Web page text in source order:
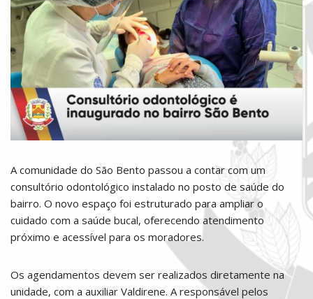
A comunidade do São Bento passou a contar com um
consultório odontológico instalado no posto de saúde do
bairro. O novo espaço foi estruturado para ampliar o
cuidado com a saúde bucal, oferecendo atendimento
próximo e acessível para os moradores.
Os agendamentos devem ser realizados diretamente na
unidade, com a auxiliar Valdirene. A responsável pelos